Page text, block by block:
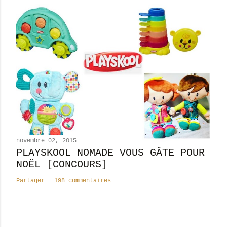
novembre 02, 2015
PLAYSKOOL NOMADE VOUS GÂTE POUR
NOËL [CONCOURS]
Partager 198 commentaires